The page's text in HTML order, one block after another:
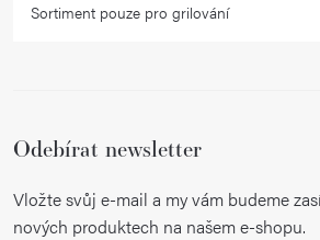
Sortiment pouze pro grilování
Odebírat newsletter
Vložte svůj e-mail a my vám budeme
nových produktech na našem e-shopu.